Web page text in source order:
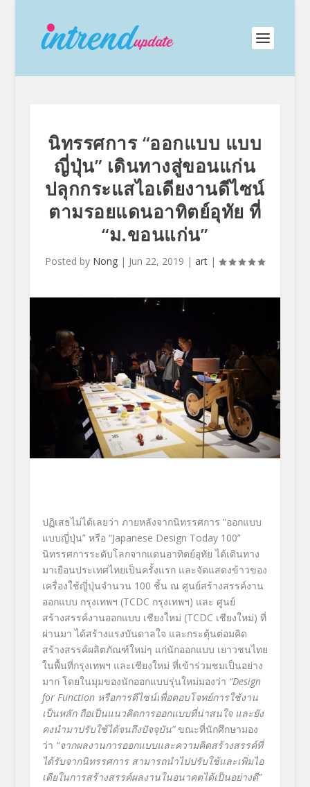
นิทรรศการ “ออกแบบ แบบ
ญี่ปุ่น” เดินทางสู่ขอนแก่น
ปลุกกระแสไอเดียงานดีไซน์
ตามรอยแดนอาทิตย์อุทัย ที่
“ม.ขอนแก่น”
Posted by Nong | Jun 22, 2019 |art |
ปฏิเสธไม่ได้เลยว่า ภายหลังจากนิทรรศการ “ออกแบบ
แบบญี่ปุ่น” หรือ “Japanese Design Today 100”
นิทรรศการระดับโลกจากแดนอาทิตย์อุทัย ได้เดินทาง
มาเยือนประเทศไทยเป็นครั้งแรก และจัดแสดงข้าวของ
เครื่องใช้ญี่ปุ่นจำนวน 100 ชิ้น ณ ศูนย์สร้างสรรค์งาน
ออกแบบ กรุงเทพฯ (TCDC กรุงเทพฯ) และ ศูนย์
สร้างสรรค์งานออกแบบ เชียงใหม่ (TCDC เชียงใหม่) ที่
ผ่านมา ได้สร้างแรงบันดาลใจ และกระตุ้นต่อมคิด
สร้างสรรค์ผลิตภัณฑ์ใหม่ๆ แก่นักออกแบบ เยาวชนไทย
ในพื้นที่กรุงเทพฯ และเชียงใหม่ ที่เข้าร่วมชมเป็นอย่าง
มาก โดยในมุมของนักออกแบบรุ่นใหม่มองว่า “Design
for Function หรือการดีไซน์เพื่อตอบโจทย์การใช้งาน
เป็นหลัก ถือเป็นแนวคิดการออกแบบที่น่าสนใจ และยัง
คงนำมาปรับใช้ได้จนถึงปัจจุบัน”ขณะที่นักศึกษามอง
ว่า “จากผลงานการออกแบบและความคิดสร้างสรรค์ที่
ได้รับจากนิทรรศการ สามารถนำไปปรับใช้และเพิ่มไอ
เดียในการสร้างสรรค์ผลงานในอนาคตได้เป็นอย่างดี”